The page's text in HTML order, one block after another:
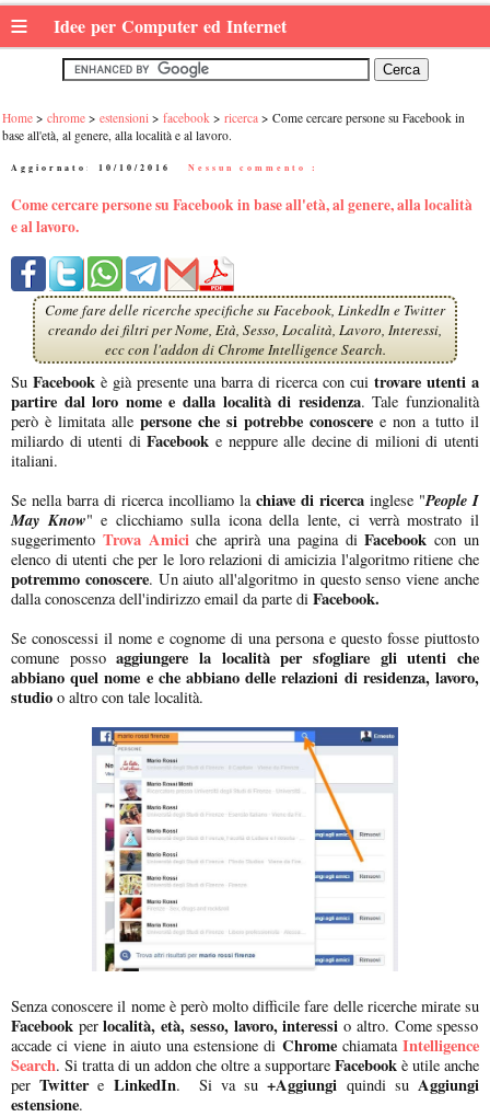
≡ Idee per Computer ed Internet
Home chrome estensioni facebook ricerca
Come cercare persone su Facebook in
base all'età, al genere, alla località e al lavoro.
Aggiornato: 10/10/2016 Nessun commento :
Come cercare persone su Facebook in base all'età, al genere, alla località
e al lavoro.
Come fare delle ricerche specifiche su Facebook, LinkedIn e Twitter
creando dei filtri per Nome, Età, Sesso, Località, Lavoro, Interessi,
ecc con l'addon di Chrome Intelligence Search.
Su Facebook è già presente una barra di ricerca con cui trovare utenti a
partire dal loro nome e dalla località di residenza. Tale funzionalità
però è limitata alle persone che si potrebbe conoscere e non a tutto il
miliardo di utenti diFacebook e neppure alle decine di milioni di utenti
italiani.
Se nella barra di ricerca incolliamo la chiave di ricerca inglese "People I
May Know" e clicchiamo sulla icona della lente, ci verrà mostrato il
suggerimento Trova Amiciche aprirà una pagina diFacebook con un
elenco di utenti che per le loro relazioni di amicizia l'algoritmo ritiene che
potremmo conoscere. Un aiuto all'algoritmo in questo senso viene anche
dalla conoscenza dell'indirizzo email da parte di Facebook.
Se conoscessi il nome e cognome di una persona e questo fosse piuttosto
comune possoaggiungere la località per sfogliare gli utenti che
abbiano quel nome e che abbiano delle relazioni di residenza, lavoro,
studio o altro con tale località.
Senza conoscere il nome è però molto difficile fare delle ricerche mirate su
Facebook perlocalità, età, sesso, lavoro, interessi o altro. Come spesso
accade ci viene in aiuto una estensione di ChromechiamataIntelligence
Search. Si tratta di un addon che oltre a supportare Facebook è utile anche
perTwittere LinkedIn. Si va su+Aggiungi quindi suAggiungi
estensione.